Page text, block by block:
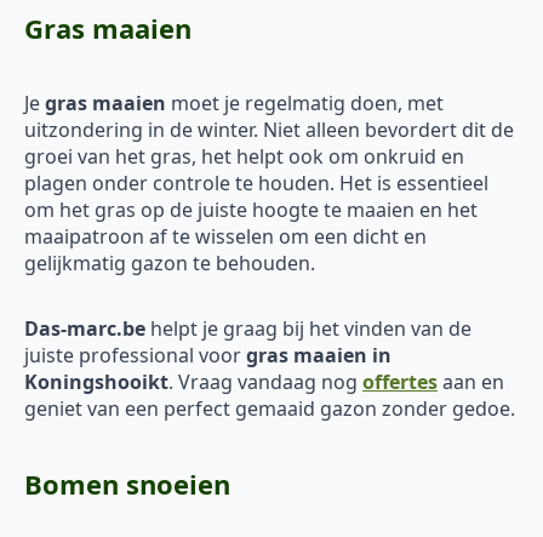
Gras maaien
Jegras maaien moet je regelmatig doen, met
uitzondering in de winter. Niet alleen bevordert dit de
groei van het gras, het helpt ook om onkruid en
plagen onder controle te houden. Het is essentieel
om het gras op de juiste hoogte te maaien en het
maaipatroon af te wisselen om een dicht en
gelijkmatig gazon te behouden.
Das-marc.be helpt je graag bij het vinden van de
juiste professional voorgras maaien in
Koningshooikt. Vraag vandaag nog offertesaan en
geniet van een perfect gemaaid gazon zonder gedoe.
Bomen snoeien